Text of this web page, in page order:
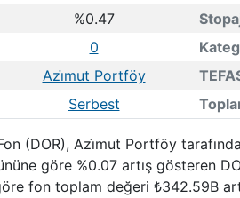
%0.47
0
Azi̇mut Portföy
Serbest
(DOR), Azi̇mut Portföy
göre %0.07 artış gösteren
fon toplam değeri ₺342.59B